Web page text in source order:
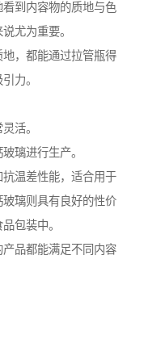
到内容物的质地与色
尤为重要。
，都能通过拉管瓶得
力。
活。
璃进行生产。
温差性能，适合用于
璃则具有良好的性价
包装中。
品都能满足不同内容